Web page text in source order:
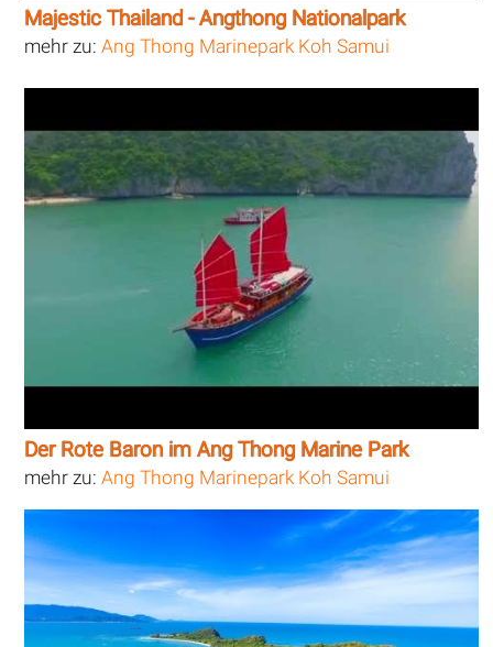
Majestic Thailand - Angthong Nationalpark
mehr zu:Ang Thong Marinepark Koh Samui
Der Rote Baron im Ang Thong Marine Park
mehr zu:Ang Thong Marinepark Koh Samui